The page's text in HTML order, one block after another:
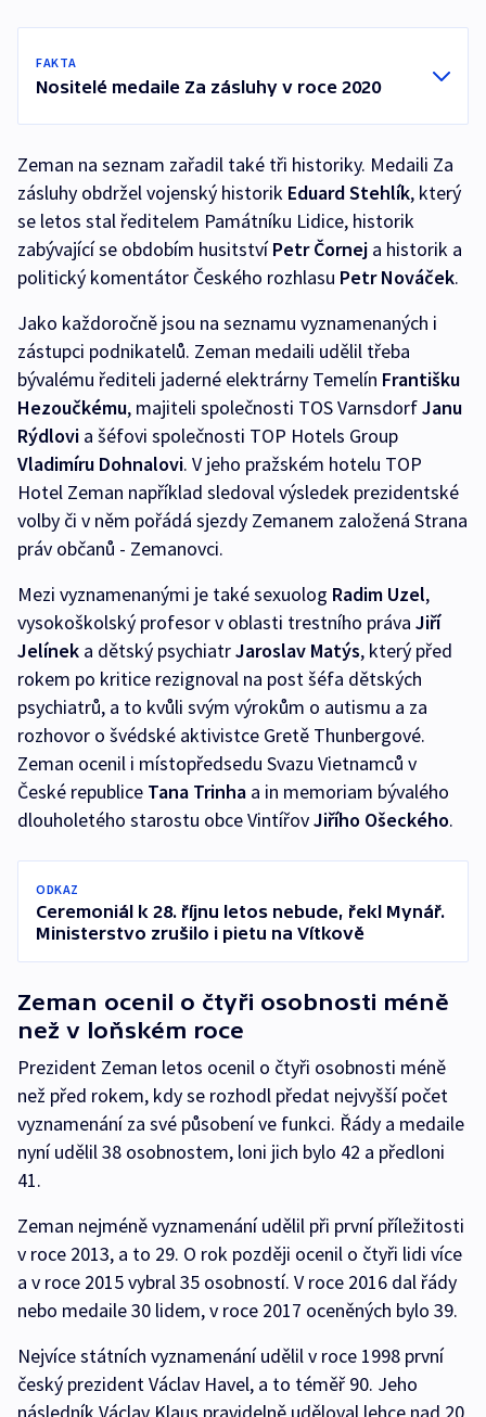
FAKTA
Nositelé medaile Za zásluhy v roce 2020
Zeman na seznam zařadil také tři historiky. Medaili Za
zásluhy obdržel vojenský historik Eduard Stehlík, který
se letos stal ředitelem Památníku Lidice, historik
zabývající se obdobím husitstvíPetr Čornej a historik a
politický komentátor Českého rozhlasu Petr Nováček.
Jako každoročně jsou na seznamu vyznamenaných i
zástupci podnikatelů. Zeman medaili udělil třeba
bývalému řediteli jaderné elektrárny Temelín Františku
Hezoučkému, majiteli společnosti TOS VarnsdorfJanu
Rýdlovi a šéfovi společnosti TOP Hotels Group
Vladimíru Dohnalovi. V jeho pražském hotelu TOP
Hotel Zeman například sledoval výsledek prezidentské
volby či v něm pořádá sjezdy Zemanem založená Strana
práv občanů - Zemanovci.
Mezi vyznamenanými je také sexuolog Radim Uzel,
vysokoškolský profesor v oblasti trestního práva Jiří
Jelínek a dětský psychiatrJaroslav Matýs, který před
rokem po kritice rezignoval na post šéfa dětských
psychiatrů, a to kvůli svým výrokům o autismu a za
rozhovor o švédské aktivistce Gretě Thunbergové.
Zeman ocenil i místopředsedu Svazu Vietnamců v
České republice Tana Trinha a in memoriam bývalého
dlouholetého starostu obce VintířovJiřího Ošeckého.
ODKAZ
Ceremoniál k 28. říjnu letos nebude, řekl Mynář.
Ministerstvo zrušilo i pietu na Vítkově
Zeman ocenil o čtyři osobnosti méně
než v loňském roce
Prezident Zeman letos ocenil o čtyři osobnosti méně
než před rokem, kdy se rozhodl předat nejvyšší počet
vyznamenání za své působení ve funkci. Řády a medaile
nyní udělil 38 osobnostem, loni jich bylo 42 a předloni
41.
Zeman nejméně vyznamenání udělil při první příležitosti
v roce 2013, a to 29. O rok později ocenil o čtyři lidi více
a v roce 2015 vybral 35 osobností. V roce 2016 dal řády
nebo medaile 30 lidem, v roce 2017 oceněných bylo 39.
Nejvíce státních vyznamenání udělil v roce 1998 první
český prezident Václav Havel, a to téměř 90. Jeho